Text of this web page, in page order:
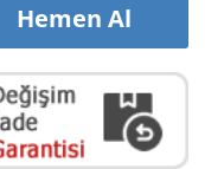
Hemen Al